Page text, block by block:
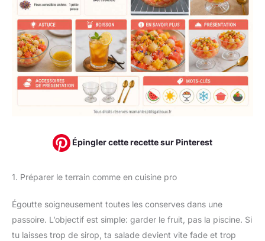
Épingler cette recette sur Pinterest
1. Préparer le terrain comme en cuisine pro
Égoutte soigneusement toutes les conserves dans une
passoire. L’objectif est simple: garder le fruit, pas la piscine. Si
tu laisses trop de sirop, ta salade devient vite fade et trop